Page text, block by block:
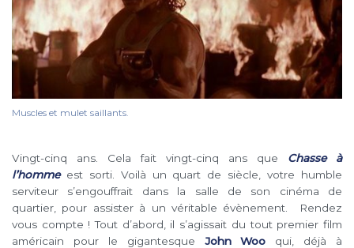
Muscles et mulet saillants.
Vingt-cinq ans. Cela fait vingt-cinq ans que Chasse à
l’hommeest sorti. Voilà un quart de siècle, votre humble
serviteur s’engouffrait dans la salle de son cinéma de
quartier, pour assister à un véritable évènement. Rendez
vous compte ! Tout d’abord, il s’agissait du tout premier film
américain pour le gigantesque John Woo qui, déjà à